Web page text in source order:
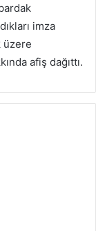
imza
üzere
afiş dağıttı.